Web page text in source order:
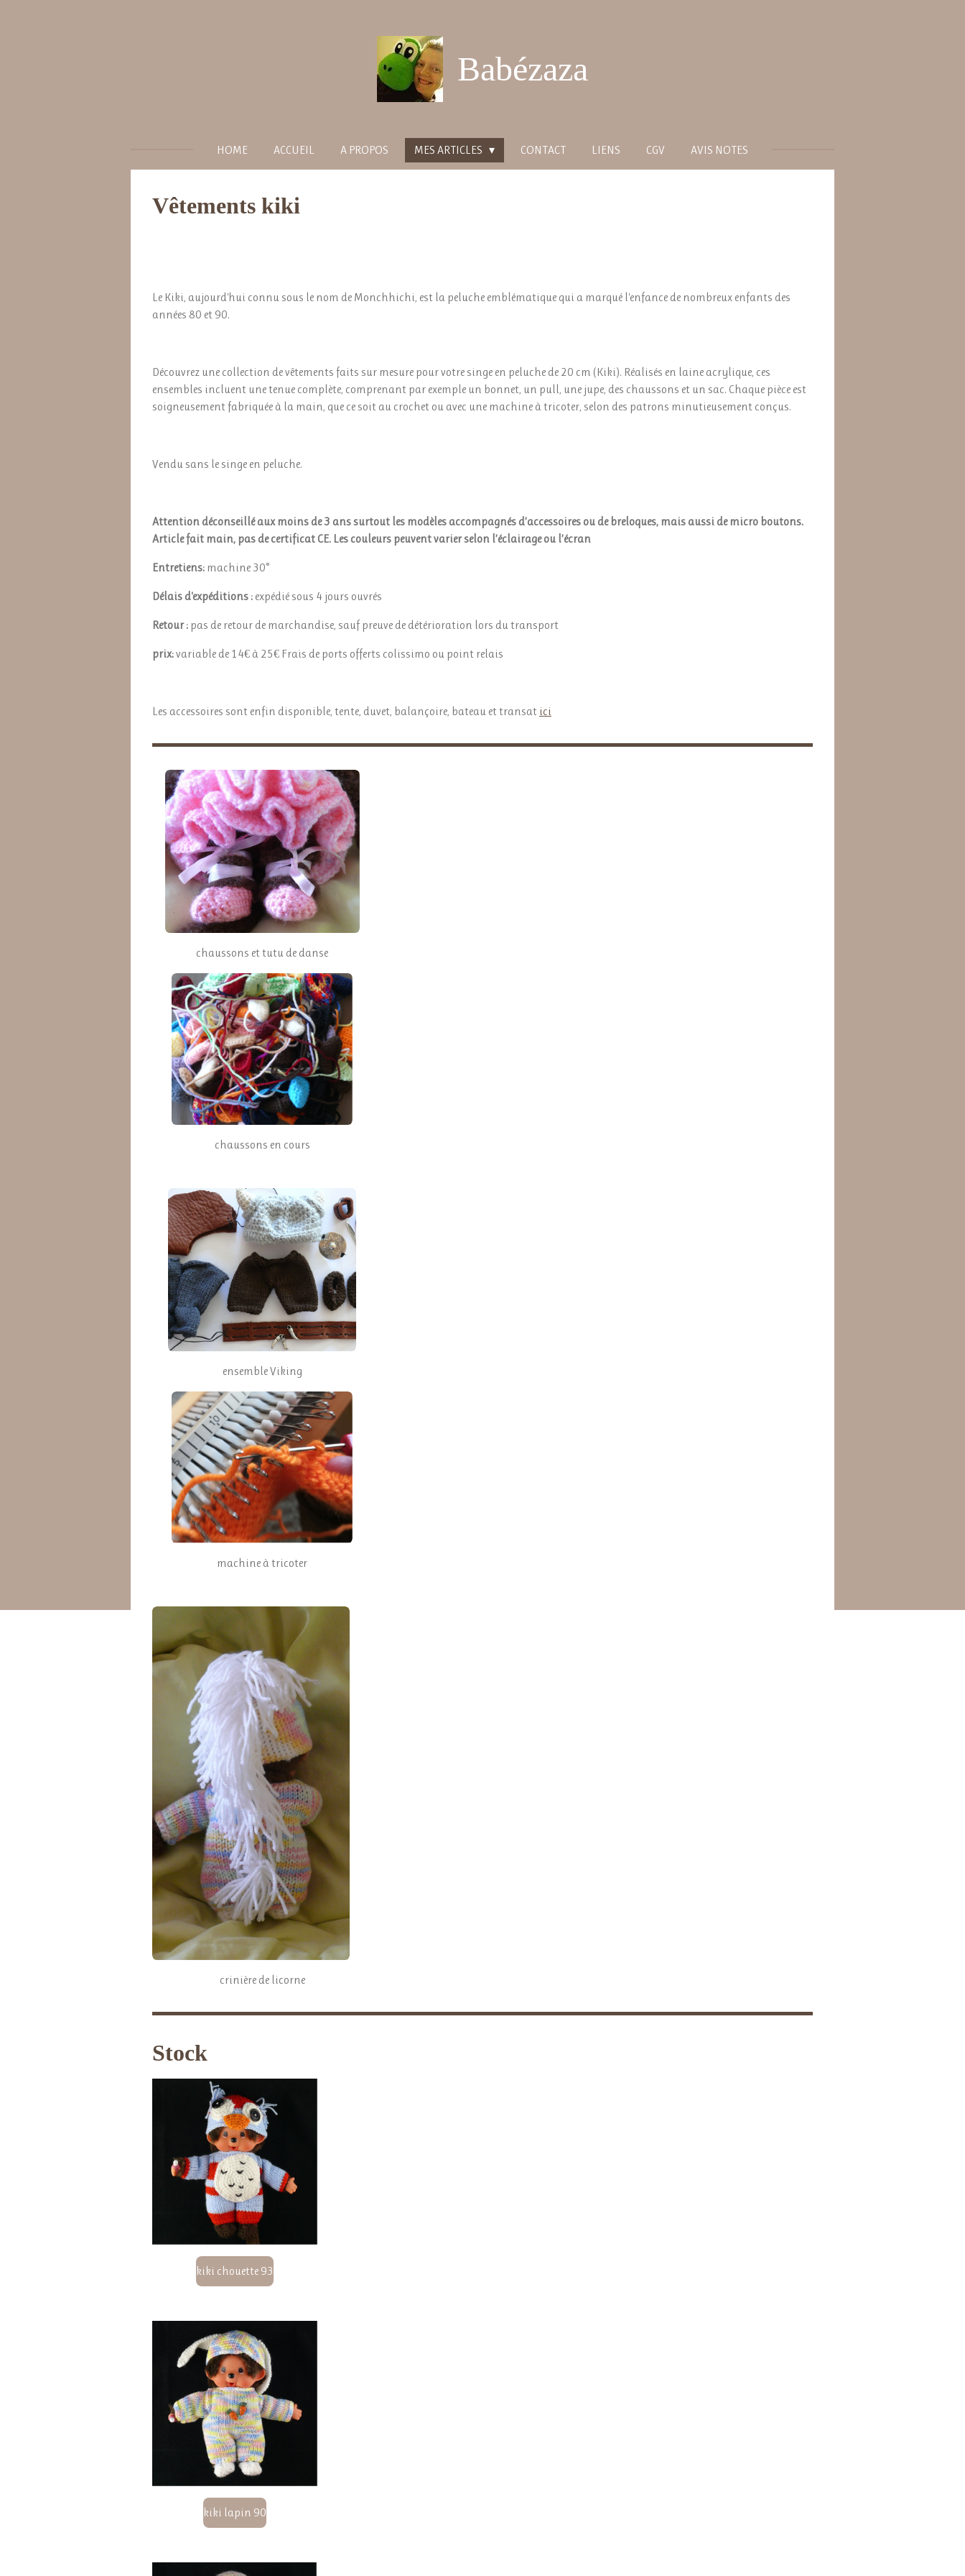
Babézaza
HOME ACCUEIL A PROPOS MES ARTICLES CONTACT LIENS CGV AVIS NOTES
Vêtements kiki
Le Kiki, aujourd'hui connu sous le nom de Monchhichi, est la peluche emblématique qui a marqué l'enfance de nombreux enfants des
années 80 et 90.
Découvrez une collection de vêtements faits sur mesure pour votre singe en peluche de 20 cm (Kiki). Réalisés en laine acrylique, ces
ensembles incluent une tenue complète, comprenant par exemple un bonnet, un pull, une jupe, des chaussons et un sac. Chaque pièce est
soigneusement fabriquée à la main, que ce soit au crochet ou avec une machine à tricoter, selon des patrons minutieusement conçus.
Vendu sans le singe en peluche.
Attention déconseillé aux moins de 3 ans surtout les modèles accompagnés d’accessoires ou de breloques, mais aussi de micro boutons.
Article fait main, pas de certificat CE. Les couleurs peuvent varier selon l’éclairage ou l’écran
Entretiens: machine 30°
Délais d'expéditions : expédié sous 4 jours ouvrés
Retour : pas de retour de marchandise, sauf preuve de détérioration lors du transport
prix:variable de 14€ à 25€ Frais de ports offerts colissimo ou point relais
Les accessoires sont enfin disponible, tente, duvet, balançoire, bateau et transat ici
chaussons et tutu de danse
chaussons en cours
ensemble Viking
machine à tricoter
crinière de licorne
Stock
kiki chouette 93
kiki lapin 90